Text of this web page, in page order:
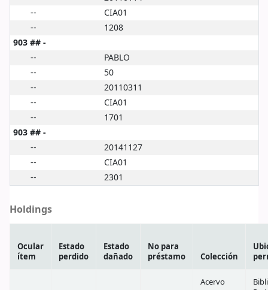
--
CIA01
--
1208
903 ## -
--
PABLO
--
50
--
20110311
--
CIA01
--
1701
903 ## -
--
20141127
--
CIA01
--
2301
Holdings
Ocular
ítem
Estado
perdido
Estado
dañado
No para
préstamo
Colección
Acervo